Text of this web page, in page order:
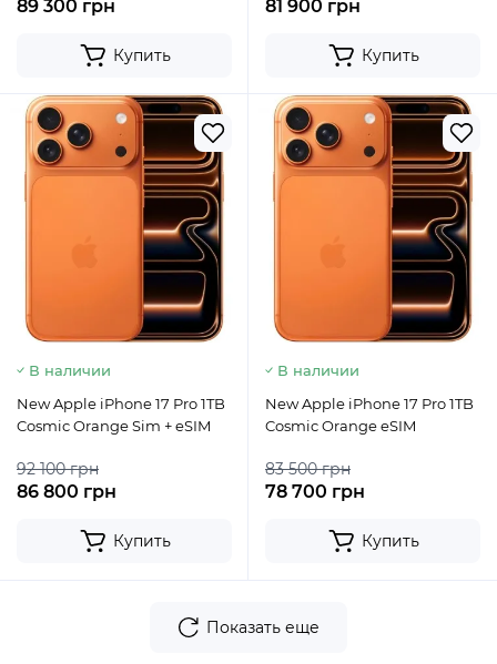
89 300 грн
Купить
81 900 грн
Купить
В наличии
New Apple iPhone 17 Pro 1TB
Cosmic Orange Sim + eSIM
92 100 грн
86 800 грн
Купить
В наличии
New Apple iPhone 17 Pro 1TB
Cosmic Orange eSIM
83 500 грн
78 700 грн
Купить
Показать еще